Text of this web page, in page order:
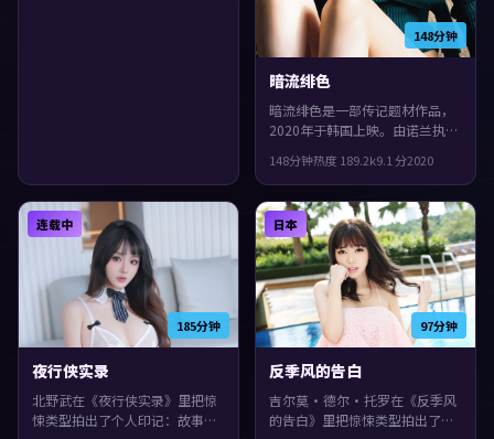
148分钟
暗流绯色
暗流绯色是一部传记题材作品，
2020年于韩国上映。由诺兰执
菲等主演。影片在类型框架里仍
保留了作者表达，城市空间成为
情绪与悬念的载体。
148分钟热度 189.2k9.1 分2020
185分钟
连载中
夜行侠实录
北野武在《夜行侠实录》里把惊
悚类型拍出了个人印记：故事发
97分钟
日本
反季风的告白
吉尔莫·德尔·托罗在《反季风
的告白》里把惊悚类型拍出了个